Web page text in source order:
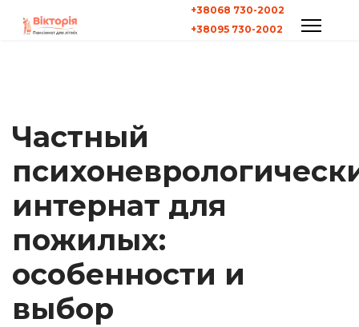
+38068 730-2002
+38095 730-2002
Частный
интернат для
пожилых:
особенности и
выбор